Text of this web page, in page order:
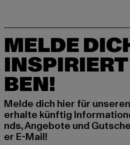
MELDE
BEN!
Melde dich hier für
erhalte künftig
nds, Angebote und
er E-Mail!